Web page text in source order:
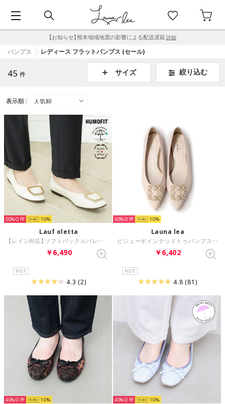
【お知らせ】熊本地域地震の影響による配送遅延 詳細
パンプス レディース フラットパンプス (セール)
45 件 サイズ 絞り込む
表示順 :
50% 10
Lauf oletta
【レイン対応】ソフトバックルバレエ(LRH141) （IVORY）
￥6,490
HOT
4.3 (2)
40% 10
Launa lea
ビジューポインテッドトゥパンプス(0483A) （LピンクZ）
￥6,402
HOT
4.8 (81)
40% 10 40% 10